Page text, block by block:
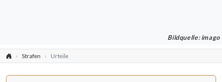
Bildquelle: imago
Strafen Urteile